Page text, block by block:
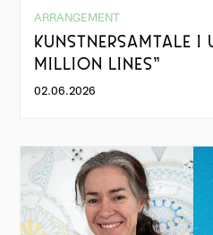
ARRANGEMENT
KUNSTNERSAMTALE I
MILLION LINES"
02.06.2026